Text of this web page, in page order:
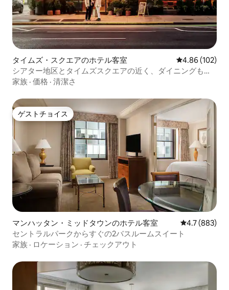
タイムズ・スクエアのホテル客室 レビュー102
4.86 (102)
シアター地区とタイムズスクエアの近く、ダイニングも充
実
家族 · 価格 · 清潔さ
ゲストチョイス
ゲストチョイス
マンハッタン・ミッドタウンのホテル客室 レビュー883
4.7 (883)
セントラルパークからすぐの2バスルームスイート
家族 · ロケーション · チェックアウト